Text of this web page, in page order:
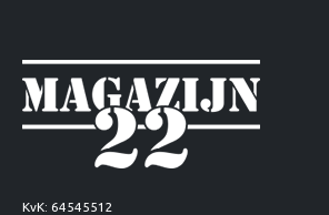
KvK: 64545512